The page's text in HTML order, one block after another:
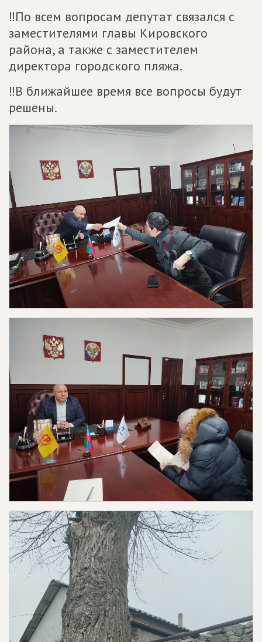
‼️По всем вопросам депутат связался с
заместителями главы Кировского
района, а также с заместителем
директора городского пляжа.
‼️В ближайшее время все вопросы будут
решены.